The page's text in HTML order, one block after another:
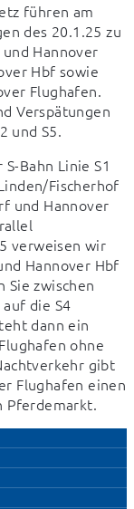
führen am
des 20.1.25 zu
Hannover
Hbf sowie
Flughafen.
Verspätungen
und S5.
Bahn Linie S1
Fischerhof
und Hannover
verweisen wir
Hannover Hbf
Sie zwischen
die S4
dann ein
ohne
gibt
Flughafen einen
Pferdemarkt.